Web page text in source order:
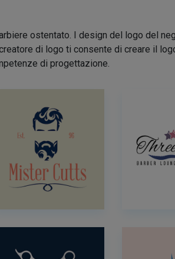
ostentato. I design del logo del
di logo ti consente di creare il
di progettazione.